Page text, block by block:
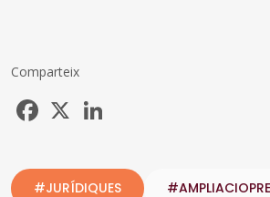
Comparteix
Facebook
#JURÍDIQUES